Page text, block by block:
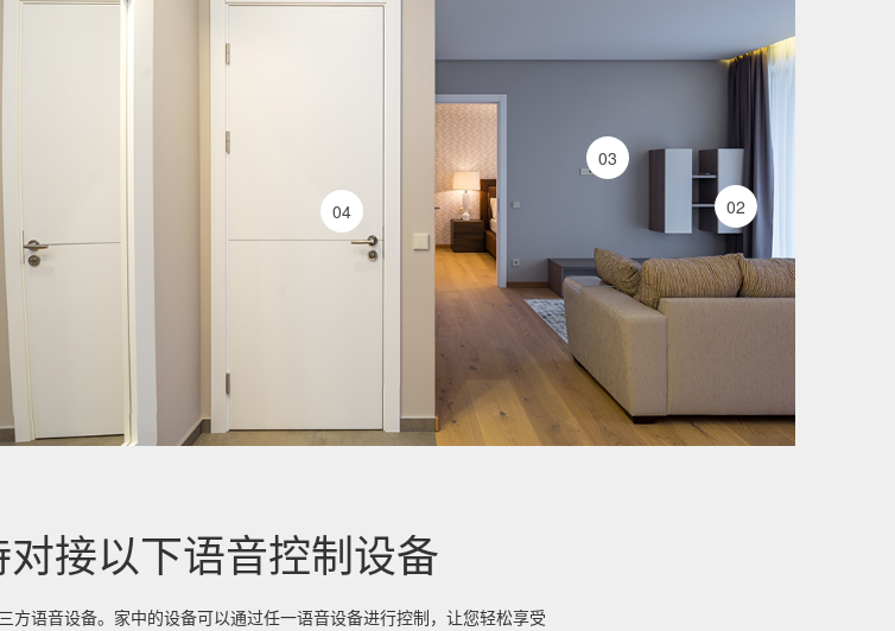
02
03
04
接以下语音控制设备
方语音设备。家中的设备可以通过任一语音设备进行控制，让您轻松享受